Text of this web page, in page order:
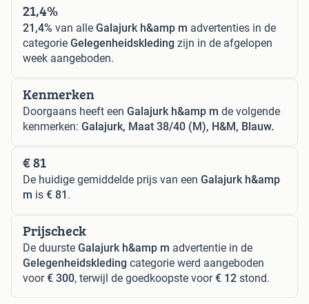
21,4%
21,4% van alle Galajurk h&amp m advertenties in de
categorie Gelegenheidskleding zijn in de afgelopen
week aangeboden.
Kenmerken
Doorgaans heeft een Galajurk h&amp m de volgende
kenmerken: Galajurk, Maat 38/40 (M), H&M, Blauw.
€ 81
De huidige gemiddelde prijs van een Galajurk h&amp
m is € 81 .
Prijscheck
De duurste Galajurk h&amp m advertentie in de
Gelegenheidskleding categorie werd aangeboden
voor€ 300, terwijl de goedkoopste voor€ 12 stond.